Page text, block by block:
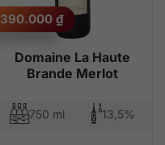
Domaine La Haute
Brande Merlot
390.000 ₫
750 ml 13,5%